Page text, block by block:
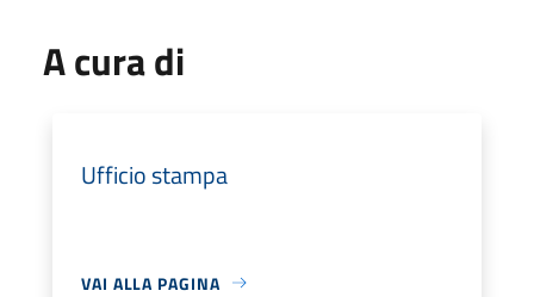
A cura di
Ufficio stampa
VAI ALLA PAGINA